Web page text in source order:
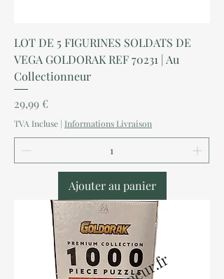
LOT DE 5 FIGURINES SOLDATS DE
VEGA GOLDORAK REF 70231 | Au
Collectionneur
Prix
29,99 €
TVA Incluse | Informations Livraison
Ajouter au panier